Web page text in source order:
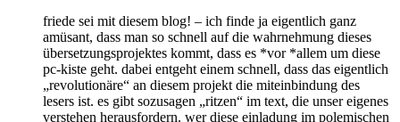
friede sei mit diesem blog! – ich finde ja eigentlich ganz
amüsant, dass man so schnell auf die wahrnehmung dieses
übersetzungsprojektes kommt, dass es *vor *allem um diese
pc-kiste geht. dabei entgeht einem schnell, dass das eigentlich
„revolutionäre“ an diesem projekt die miteinbindung des
lesers ist. es gibt sozusagen „ritzen“ im text, die unser eigenes
verstehen herausfordern. wer diese einladung im polemischen